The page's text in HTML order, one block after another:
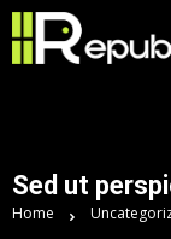
Sed ut
Home